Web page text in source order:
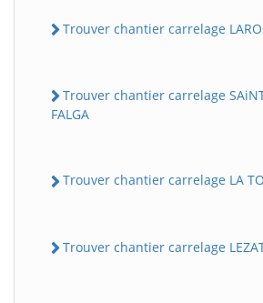
Trouver chantier carrelage
Trouver chantier carrelage
FALGA
Trouver chantier carrelage LA
Trouver chantier carrelage